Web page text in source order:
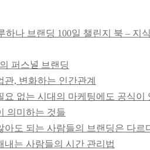
딩
하나 브랜딩 100일 챌린지 북 – 지
퍼스널 브랜딩
관, 변화하는 인간관계
요 없는 시대의 마케팅에도 공식이
의미하는 것들
아도 되는 사람들의 브랜딩은 다르
내는 사람들의 시간 관리법